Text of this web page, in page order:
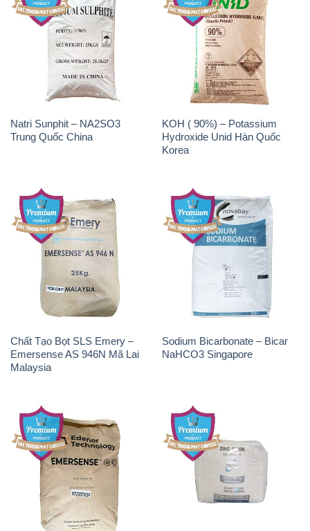
Natri Sunphit – NA2SO3
Trung Quốc China
KOH ( 90%) – Potassium
Hydroxide Unid Hàn Quốc
Korea
Chất Tạo Bọt SLS Emery –
Emersense AS 946N Mã Lai
Malaysia
Sodium Bicarbonate – Bicar
NaHCO3 Singapore